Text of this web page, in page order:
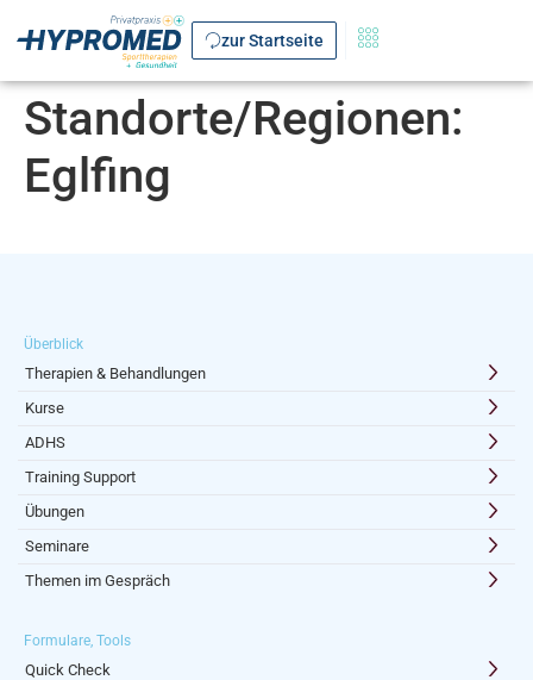
zur Startseite
Standorte/Regionen:
Eglfing
Überblick
Therapien & Behandlungen
Kurse
ADHS
Training Support
Übungen
Seminare
Themen im Gespräch
Formulare, Tools
Quick Check